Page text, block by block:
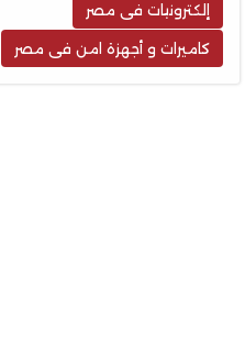
إلكترونيات فى مصر
كاميرات و أجهزة امن فى مصر